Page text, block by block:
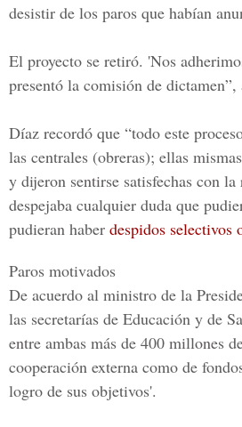
desistir de los paros que habían
El proyecto se retiró. 'Nos
presentó la comisión de
Díaz recordó que “todo este
las centrales (obreras); ellas
y dijeron sentirse satisfechas con
despejaba cualquier duda que
pudieran haber despidos selectivos
Paros motivados
De acuerdo al ministro de la
las secretarías de Educación y de
entre ambas más de 400 millones
cooperación externa como de
logro de sus objetivos'.